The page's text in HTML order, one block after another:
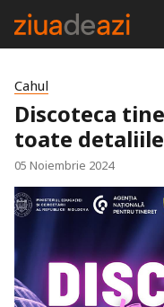
Cahul
Discoteca
toate
05 Noiembrie 2024